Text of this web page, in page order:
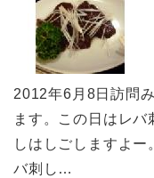
2012年6月8日訪問
ます。この日はレバ
しはしごしますよー
バ刺し…